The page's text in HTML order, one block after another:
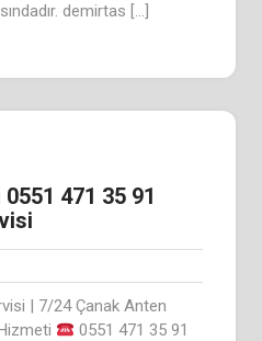
demirtas […]
471 35 91
| 7/24 Çanak Anten
0551 471 35 91